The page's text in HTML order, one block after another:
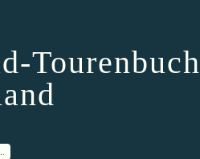
Tourenbuch